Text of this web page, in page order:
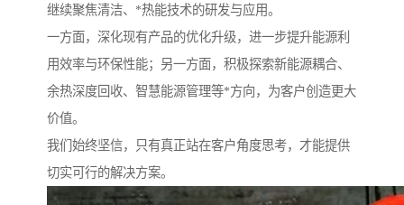
继续聚焦清洁、*热能技术的研发与应用。
一方面，深化现有产品的优化升级，进一步提升能源利
用效率与环保性能；另一方面，积极探索新能源耦合、
余热深度回收、智慧能源管理等*方向，为客户创造更大
价值。
我们始终坚信，只有真正站在客户角度思考，才能提供
切实可行的解决方案。